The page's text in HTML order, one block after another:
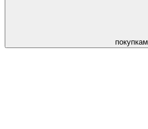
покупкам